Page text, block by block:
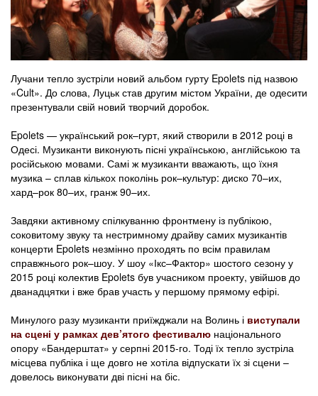
Лучани тепло зустріли новий альбом гурту Epolets під назвою
«Cult». До слова, Луцьк став другим містом України, де одесити
презентували свій новий творчий доробок.
Epolets — український рок–гурт, який створили в 2012 році в
Одесі. Музиканти виконують пісні українською, англійською та
російською мовами. Самі ж музиканти вважають, що їхня
музика – сплав кількох поколінь рок–культур: диско 70–их,
хард–рок 80–их, гранж 90–их.
Завдяки активному спілкуванню фронтмену із публікою,
соковитому звуку та нестримному драйву самих музикантів
концерти Epolets незмінно проходять по всім правилам
справжнього рок–шоу. У шоу «Ікс–Фактор» шостого сезону у
2015 році колектив Epolets був учасником проекту, увійшов до
дванадцятки і вже брав участь у першому прямому ефірі.
Минулого разу музиканти приїжджали на Волинь і виступали
на сцені у рамках дев’ятого фестивалю національного
опору «Бандерштат» у серпні 2015-го. Тоді їх тепло зустріла
місцева публіка і ще довго не хотіла відпускати їх зі сцени –
довелось виконувати дві пісні на біс.